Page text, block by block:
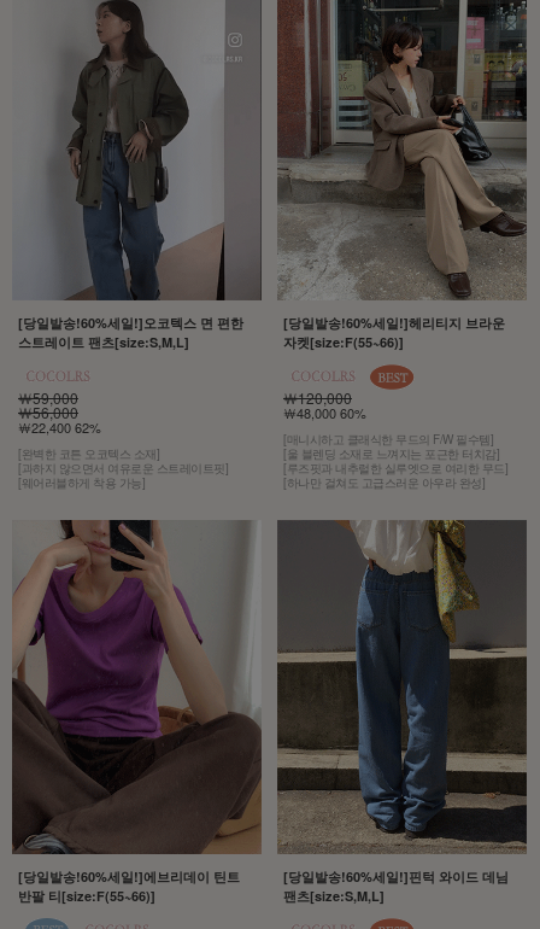
[당일발송!60%세일!]오코텍스 면 편한
스트레이트 팬츠[size:S,M,L]
￦59,000
￦56,000
￦22,400 62%
[완벽한 코튼 오코텍스 소재]
[과하지 않으면서 여유로운 스트레이트핏]
[웨어러블하게 착용 가능]
[당일발송!60%세일!]헤리티지 브라운
자켓[size:F(55~66)]
￦120,000
￦48,000 60%
[매니시하고 클래식한 무드의 F/W 필수템]
[울 블렌딩 소재로 느껴지는 포근한 터치감]
[루즈핏과 내추럴한 실루엣으로 여리한 무드]
[하나만 걸쳐도 고급스러운 아우라 완성]
[당일발송!60%세일!]에브리데이 틴트
반팔 티[size:F(55~66)]
[당일발송!60%세일!]핀턱 와이드 데님
팬츠[size:S,M,L]